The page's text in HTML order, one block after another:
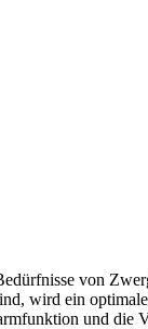
von
wird ein
und